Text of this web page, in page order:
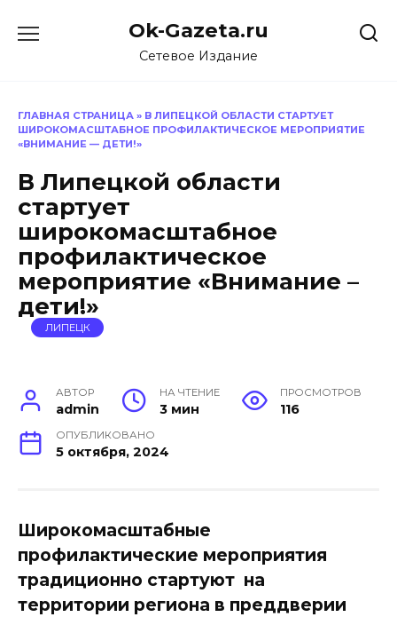
Ok-Gazeta.ru
Сетевое Издание
ГЛАВНАЯ СТРАНИЦА » В ЛИПЕЦКОЙ ОБЛАСТИ СТАРТУЕТ
ШИРОКОМАСШТАБНОЕ ПРОФИЛАКТИЧЕСКОЕ МЕРОПРИЯТИЕ
«ВНИМАНИЕ — ДЕТИ!»
В Липецкой области
стартует
широкомасштабное
профилактическое
мероприятие «Внимание –
дети!»
ЛИПЕЦК
АВТОР
admin
НА ЧТЕНИЕ
3 мин
ПРОСМОТРОВ
116
ОПУБЛИКОВАНО
5 октября, 2024
Широкомасштабные
профилактические мероприятия
традиционно стартуют на
территории региона в преддверии